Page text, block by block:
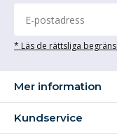
* Läs de rättsliga
Mer information
Kundservice